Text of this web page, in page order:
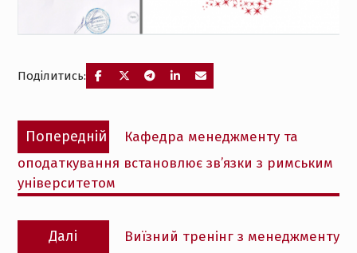
Поділитись:
Навігація
записів
Попередній
Попередній
запис:
Кафедра менеджменту та
оподаткування встановлює зв’язки з римським
університетом
Далі
Наступний
Виїзний тренінг з менеджменту